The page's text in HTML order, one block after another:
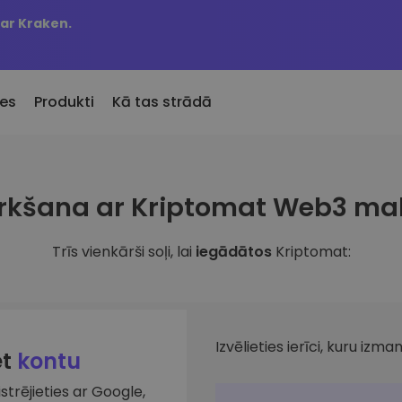
Kraken.
Pievienotie
Kriptomat pievienotie žetoni
būtu nopircis 100 €
Produkti
KriptoEarn
Nopelniet atlīdzību par savu
Seifs
Jūsu
Viedas
Kā tas strādā
ar Kriptomat Web3
Trīs vienkārši soļi, lai iegādātos Kriptomat:
kontu
ar Google,
Izvēlieties ierīci, kuru